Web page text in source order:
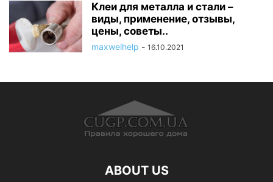
Клеи для металла и стали –
виды, применение, отзывы,
цены, советы..
maxwelhelp - 16.10.2021
ABOUT US